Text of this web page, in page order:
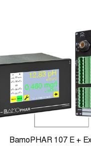
BamoPHAR 107 E +